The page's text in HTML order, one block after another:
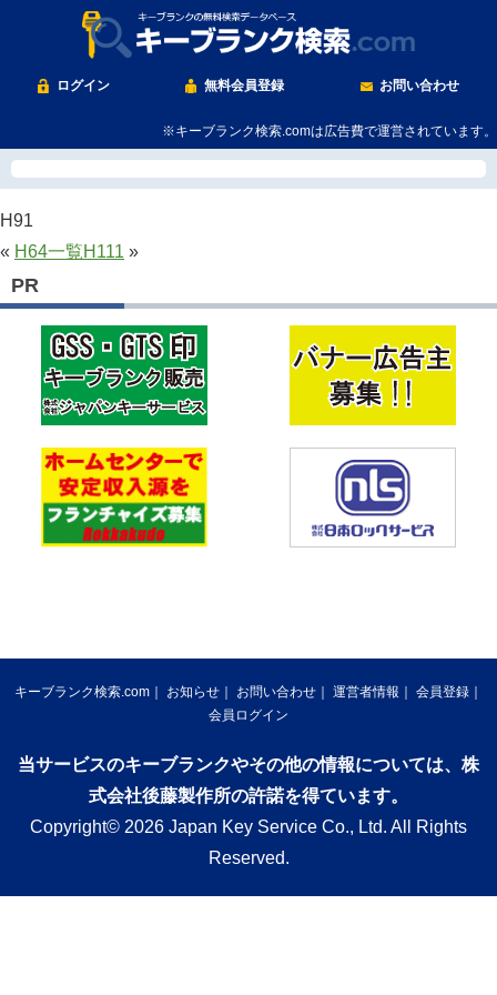
ログイン 無料会員登録 お問い合わせ
※キーブランク検索.comは広告費で運営されています。
H91
« H64一覧H111 »
PR
キーブランク検索.com お知らせ お問い合わせ 運営者情報
会員登録
会員ログイン
当サービスのキーブランクやその他の情報については、株
式会社後藤製作所の許諾を得ています。
Copyright© 2026 Japan Key Service Co., Ltd. All Rights
Reserved.